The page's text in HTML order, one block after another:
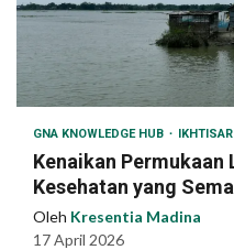
GNA KNOWLEDGE HUB IKHTISAR
Kenaikan Permukaan
Kesehatan yang
Oleh Kresentia Madina
17 April 2026